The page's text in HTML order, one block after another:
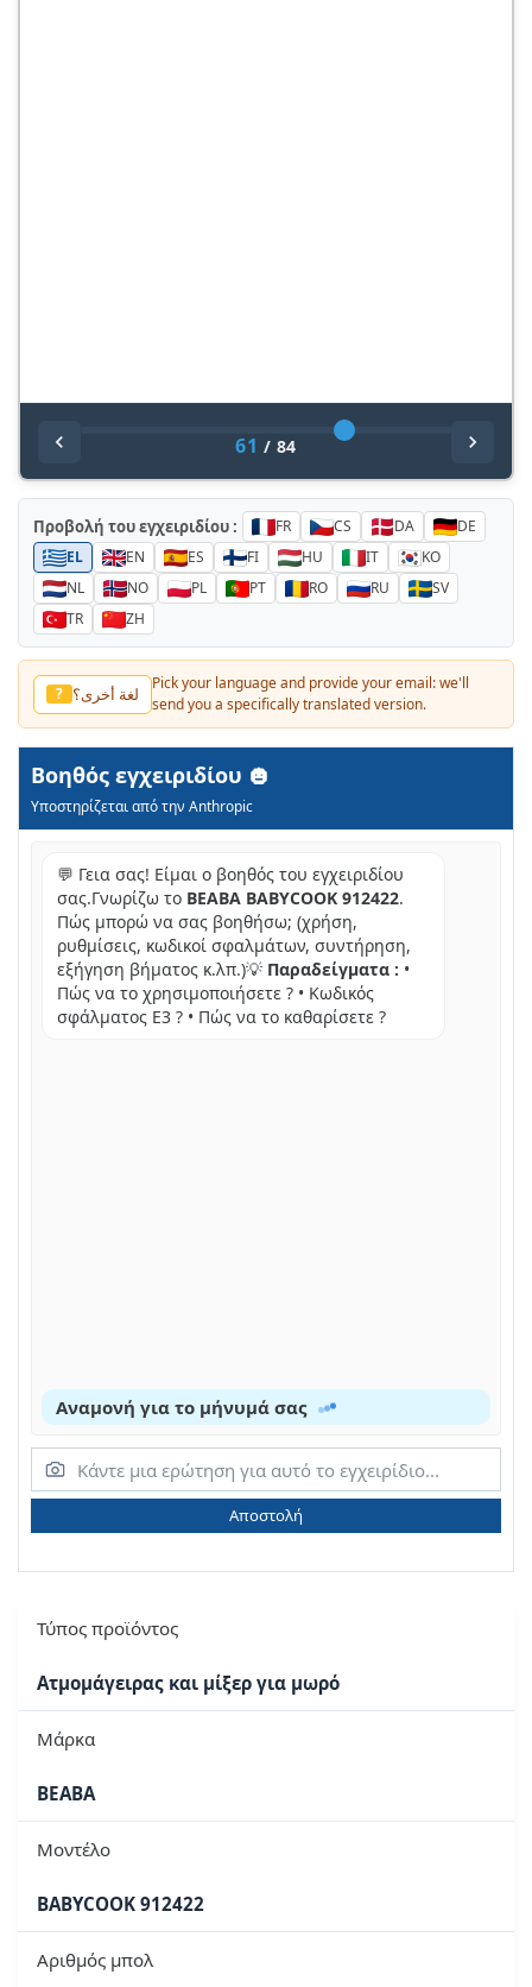
61 / 84
Προβολή του εγχειριδίου : FR CS DA
DE
EL
EN ES FI HU IT
KO
NL
NO PL PT RO RU
SV
TR
ZH
? لغة أخرى؟
Pick your language and provide your email: we'll
send you a specifically translated version.
Βοηθός εγχειριδίου
Υποστηρίζεται από την Anthropic
💬 Γεια σας! Είμαι ο βοηθός του εγχειριδίου
σας.Γνωρίζω το BEABA BABYCOOK 912422.
Πώς μπορώ να σας βοηθήσω; (χρήση,
ρυθμίσεις, κωδικοί σφαλμάτων, συντήρηση,
εξήγηση βήματος κ.λπ.)💡 Παραδείγματα : •
Πώς να το χρησιμοποιήσετε ? • Κωδικός
σφάλματος E3 ? • Πώς να το καθαρίσετε ?
Αναμονή για το μήνυμά σας
Αποστολή
Τύπος προϊόντος
Ατμομάγειρας και μίξερ για μωρό
Μάρκα
BEABA
Μοντέλο
BABYCOOK 912422
Αριθμός μπολ